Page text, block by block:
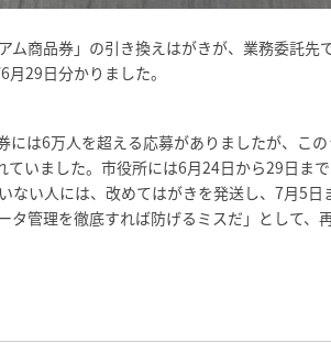
ム商品券」の引き換えはがきが、業務委託先
29日分かりました。
には6万人を超える応募がありましたが、こ
いました。市役所には6月24日から29日ま
ない人には、改めてはがきを発送し、7月5
管理を徹底すれば防げるミスだ」として、